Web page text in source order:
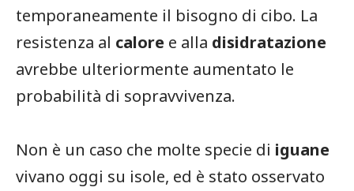
temporaneamente il bisogno di cibo. La
resistenza al calore e alla disidratazione
avrebbe ulteriormente aumentato le
probabilità di sopravvivenza.
Non è un caso che molte specie di iguane
vivano oggi su isole, ed è stato osservato